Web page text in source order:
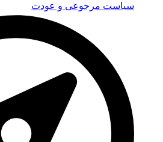
سیاست مرجوعی و عودت